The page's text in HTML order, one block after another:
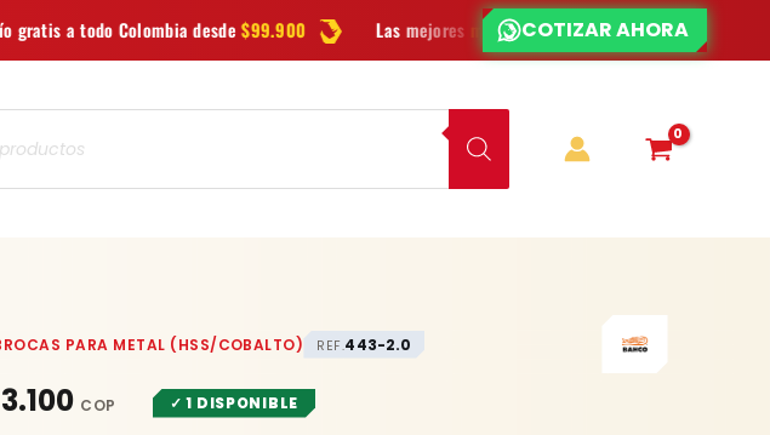
desde $99.900 Las mejoresmarcas en herramientas Ofertasy novedades cada
¿CHATEAMOS?
¿DUDAS?
PARA METAL (HSS/COBALTO) REF.443-2.0
3.100 ✓ 1 DISPONIBLE